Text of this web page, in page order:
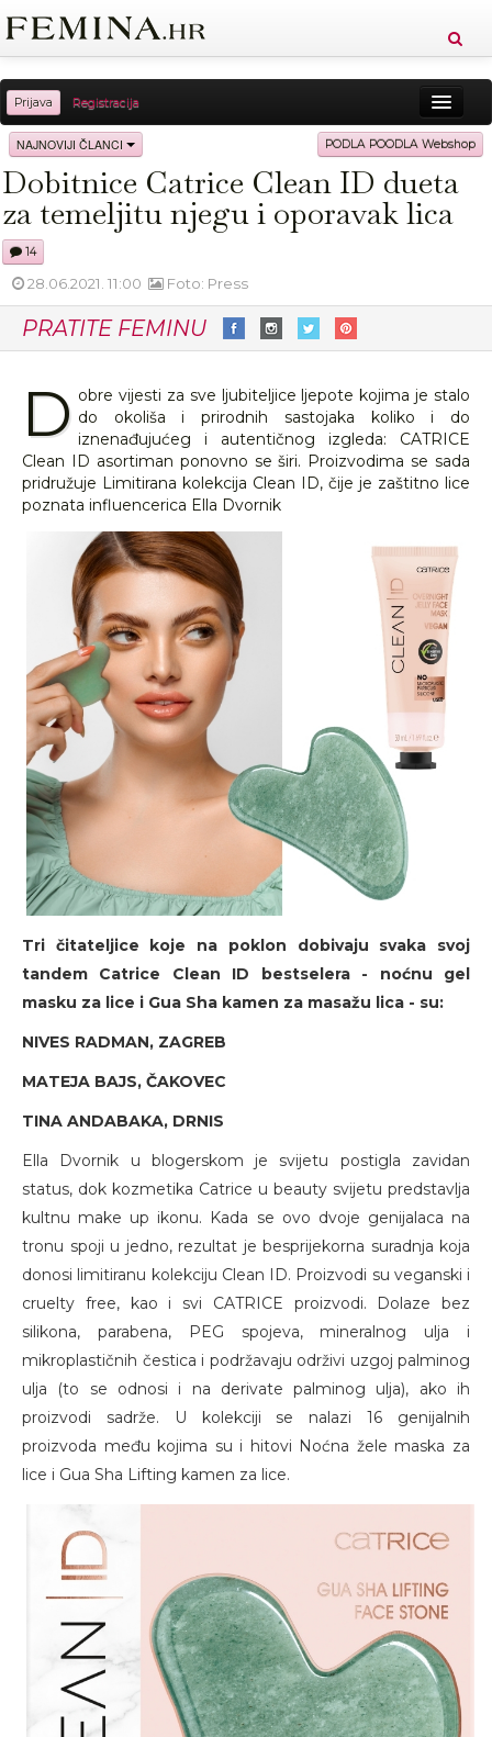
Prijava Registracija
Sreća Zdravlje Vitkost
Moda Ljubav Relax Putovanja Recepti
Proizvodi Knjige
NAJNOVIJI ČLANCI PODLA POODLA Webshop
Dobitnice Catrice Clean ID dueta
za temeljitu njegu i oporavak lica
14
28.06.2021. 11:00 Foto: Press
PRATITE FEMINU
D obre vijesti za sve ljubiteljice ljepote kojima je stalo
do okoliša i prirodnih sastojaka koliko i do
iznenađujućeg i autentičnog izgleda: CATRICE
Clean ID asortiman ponovno se širi. Proizvodima se sada
pridružuje Limitirana kolekcija Clean ID, čije je zaštitno lice
poznata influencerica Ella Dvornik
Tri čitateljice koje na poklon dobivaju svaka svoj
tandem Catrice Clean ID bestselera - noćnu gel
masku za lice i Gua Sha kamen za masažu lica - su:
NIVES RADMAN, ZAGREB
MATEJA BAJS, ČAKOVEC
TINA ANDABAKA, DRNIS
Ella Dvornik u blogerskom je svijetu postigla zavidan
status, dok kozmetika Catrice u beauty svijetu predstavlja
kultnu make up ikonu. Kada se ovo dvoje genijalaca na
tronu spoji u jedno, rezultat je besprijekorna suradnja koja
donosi limitiranu kolekciju Clean ID. Proizvodi su veganski i
cruelty free, kao i svi CATRICE proizvodi. Dolaze bez
silikona, parabena, PEG spojeva, mineralnog ulja i
mikroplastičnih čestica i podržavaju održivi uzgoj palminog
ulja (to se odnosi i na derivate palminog ulja), ako ih
proizvodi sadrže. U kolekciji se nalazi 16 genijalnih
proizvoda među kojima su i hitovi Noćna žele maska za
lice i Gua Sha Lifting kamen za lice.